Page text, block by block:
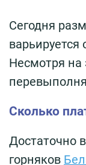
Сегодня
варьируется
Несмотря на
Сколько
Достаточно
горняков